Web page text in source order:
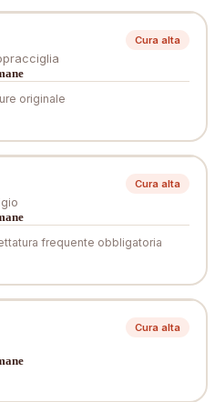
Cura alta
originale
Cura alta
frequente obbligatoria
Cura alta